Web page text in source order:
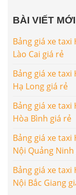
BÀI VIẾT MỚI
Bảng giá xe taxi
Lào Cai giá rẻ
Bảng giá xe
Hạ Long giá rẻ
Bảng giá xe
Hòa Bình giá rẻ
Bảng giá xe
Nội Quảng
Bảng giá xe taxi
Nội Bắc Giang